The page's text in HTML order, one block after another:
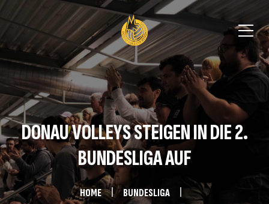
DONAU VOLLEYS STEIGEN IN DIE 2.
BUNDESLIGA AUF
HOME
BUNDESLIGA